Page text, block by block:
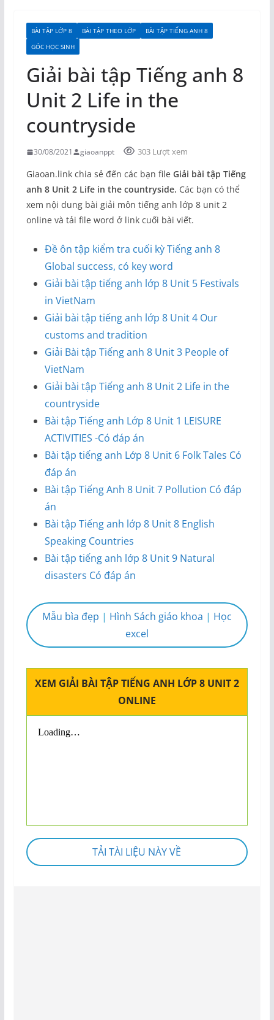
BÀI TẬP LỚP 8 BÀI TẬP THEO LỚP
BÀI TẬP TIẾNG ANH 8
GÓC HỌC SINH
Giải bài tập Tiếng anh 8
Unit 2 Life in the
countryside
30/08/2021 giaoanppt 303 Lượt xem
Giaoan.link chia sẻ đến các bạn file Giải bài tập Tiếng
anh 8 Unit 2 Life in the countryside. Các bạn có thể
xem nội dung bài giải môn tiếng anh lớp 8 unit 2
online và tải file word ở link cuối bài viết.
Đề ôn tập kiểm tra cuối kỳ Tiếng anh 8
Global success, có key word
Giải bài tập tiếng anh lớp 8 Unit 5 Festivals
in VietNam
Giải bài tập tiếng anh lớp 8 Unit 4 Our
customs and tradition
Giải Bài tập Tiếng anh 8 Unit 3 People of
VietNam
Giải bài tập Tiếng anh 8 Unit 2 Life in the
countryside
Bài tập Tiếng anh Lớp 8 Unit 1 LEISURE
ACTIVITIES -Có đáp án
Bài tập tiếng anh Lớp 8 Unit 6 Folk Tales Có
đáp án
Bài tập Tiếng Anh 8 Unit 7 Pollution Có đáp
án
Bài tập Tiếng anh lớp 8 Unit 8 English
Speaking Countries
Bài tập tiếng anh lớp 8 Unit 9 Natural
disasters Có đáp án
Mẫu bìa đẹp | Hình Sách giáo khoa | Học
excel
XEM GIẢI BÀI TẬP TIẾNG ANH LỚP 8 UNIT 2
ONLINE
TẢI TÀI LIỆU NÀY VỀ